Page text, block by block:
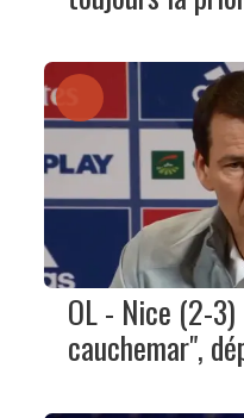
OL - Nice (2-
cauchemar",